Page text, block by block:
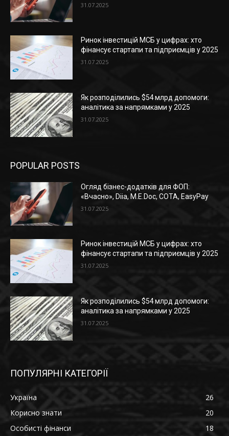
31.07.2025
Ринок інвестицій МСБ у цифрах: хто
фінансує стартапи та підприємців у 2025
31.07.2025
Як розподілились $54 млрд допомоги:
аналітика за напрямками у 2025
31.07.2025
POPULAR POSTS
Огляд бізнес-додатків для ФОП:
«Вчасно», Diia, M.E.Doc, СОТА, EasyPay
31.07.2025
Ринок інвестицій МСБ у цифрах: хто
фінансує стартапи та підприємців у 2025
31.07.2025
Як розподілились $54 млрд допомоги:
аналітика за напрямками у 2025
31.07.2025
ПОПУЛЯРНІ КАТЕГОРІЇ
Україна
26
Корисно знати
20
Особисті фінанси
18